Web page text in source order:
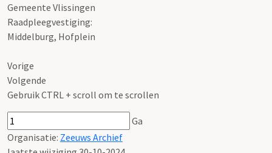
Gemeente Vlissingen
Raadpleegvestiging:
Middelburg, Hofplein
Vorige
Volgende
Gebruik CTRL + scroll om te scrollen
Ga
Organisatie: Zeeuws Archief